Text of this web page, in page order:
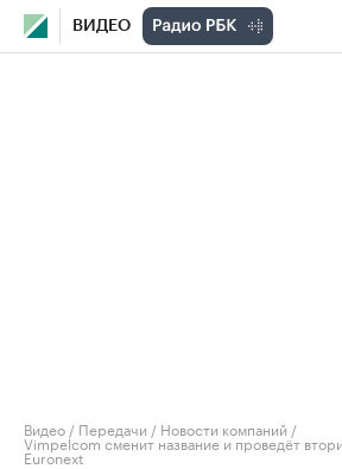
ВИДЕО
Видео / Передачи / Новости компаний /
Vimpelсom сменит название и проведёт
Euronext